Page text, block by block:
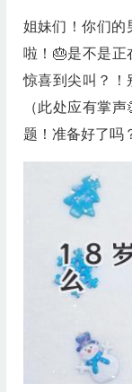
姐妹们！你们的
啦！🎂是不是
惊喜到尖叫？！
（此处应有掌
题！准备好了吗